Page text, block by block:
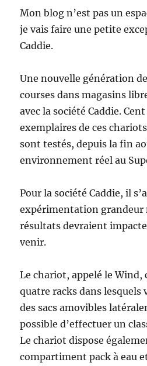
Mon blog n’est pas un
je vais faire une petite
Caddie.
Une nouvelle génération
courses dans magasins
avec la société Caddie.
exemplaires de ces
sont testés, depuis la fin
environnement réel au
Pour la société Caddie, il
expérimentation grandeur
résultats devraient
venir.
Le chariot, appelé le Wind,
quatre racks dans lesquels
des sacs amovibles
possible d’effectuer un
Le chariot dispose
compartiment pack à eau